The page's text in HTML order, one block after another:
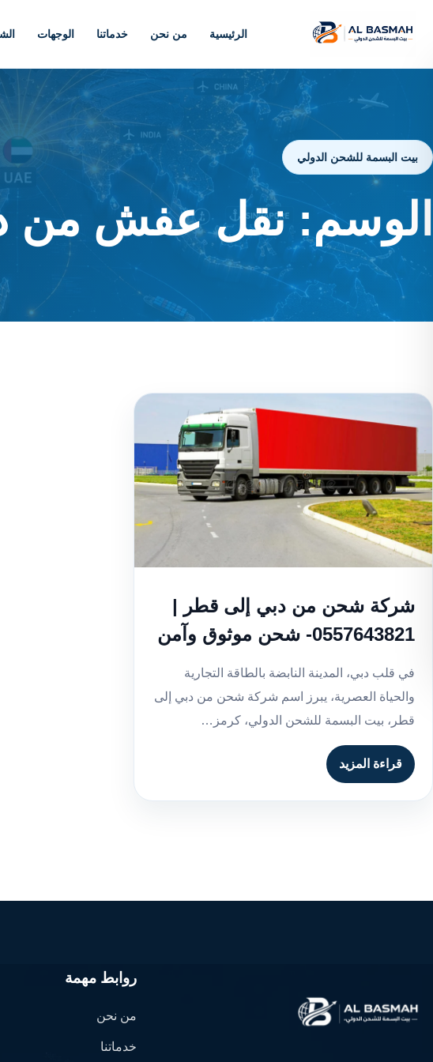
الرئيسية من نحن خدماتنا الوجهات
بيت البسمة للشحن الدولي
الوسم:نقل عفش من
شركة شحن من دبي إلى قطر |
0557643821- شحن موثوق وآمن
في قلب دبي، المدينة النابضة بالطاقة التجارية
والحياة العصرية، يبرز اسم شركة شحن من دبي إلى
قطر، بيت البسمة للشحن الدولي، كرمز…
قراءة المزيد
روابط مهمة
من نحن
خدماتنا